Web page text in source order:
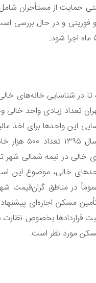
حمایت از مستأجران
فوریتی و در حال بررسی
ملزم کرده تا در شناسایی
واحدها برای اخذ
به عرضه
خالی در نیمه شمالی
خالی، موضوع این
در مناطق گران‌قیمت
مسکن اجاره‌ای
قراردادها بخصوص نظارت
مورد نظر است.